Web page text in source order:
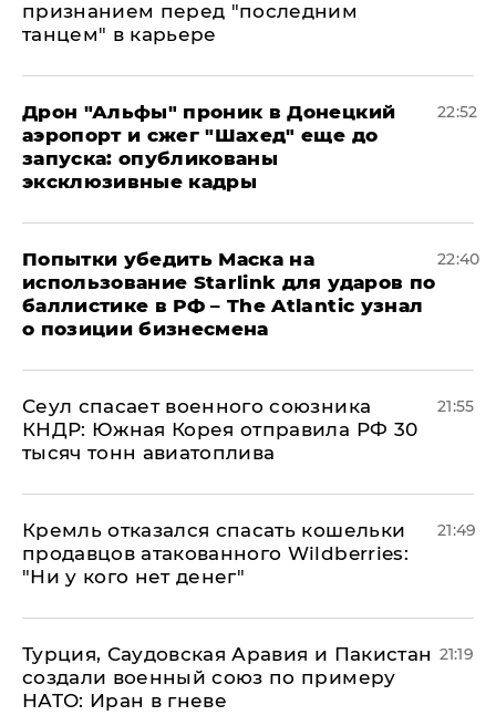
признанием перед "последним
танцем" в карьере
Дрон "Альфы" проник в Донецкий
аэропорт и сжег "Шахед" еще до
запуска: опубликованы
эксклюзивные кадры
22:52
Попытки убедить Маска на
использование Starlink для ударов по
баллистике в РФ – The Atlantic узнал
о позиции бизнесмена
22:40
​Сеул спасает военного союзника
КНДР: Южная Корея отправила РФ 30
тысяч тонн авиатоплива
21:55
Кремль отказался спасать кошельки
продавцов атакованного Wildberries:
"Ни у кого нет денег"
21:49
Турция, Саудовская Аравия и Пакистан
создали военный союз по примеру
НАТО: Иран в гневе
21:19